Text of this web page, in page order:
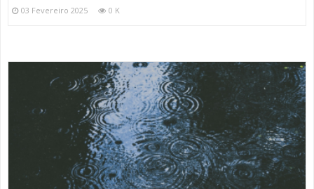
03 Fevereiro 2025 0 K